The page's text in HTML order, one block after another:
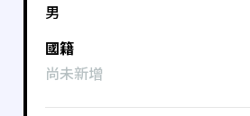
男
國籍
尚未新增